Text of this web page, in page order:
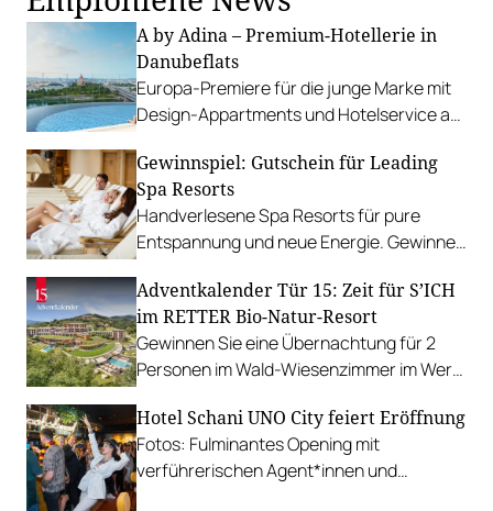
A by Adina – Premium-Hotellerie in
Danubeflats
Europa-Premiere für die junge Marke mit
Design-Appartments und Hotelservice auf
Gewinnspiel: Gutschein für Leading
Spa Resorts
Handverlesene Spa Resorts für pure
Entspannung und neue Energie. Gewinnen
Adventkalender Tür 15: Zeit für S’ICH
im RETTER Bio-Natur-Resort
Gewinnen Sie eine Übernachtung für 2
Personen im Wald-Wiesenzimmer im Wert
Hotel Schani UNO City feiert Eröffnung
Fotos: Fulminantes Opening mit
verführerischen Agent*innen und